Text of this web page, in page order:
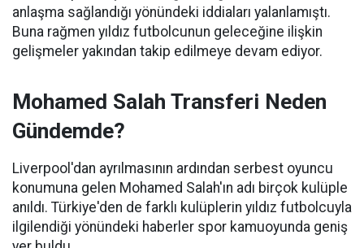
anlaşma sağlandığı yönündeki iddiaları yalanlamıştı.
Buna rağmen yıldız futbolcunun geleceğine ilişkin
gelişmeler yakından takip edilmeye devam ediyor.
Mohamed Salah Transferi Neden
Gündemde?
Liverpool'dan ayrılmasının ardından serbest oyuncu
konumuna gelen Mohamed Salah'ın adı birçok kulüple
anıldı. Türkiye'den de farklı kulüplerin yıldız futbolcuyla
ilgilendiği yönündeki haberler spor kamuoyunda geniş